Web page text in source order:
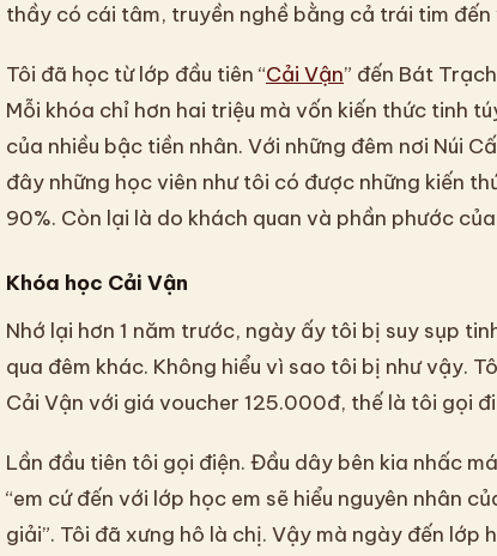
thầy có cái tâm, truyền nghề bằng cả trái tim
Tôi đã học từ lớp đầu tiên “Cải Vận” đến Bát
Mỗi khóa chỉ hơn hai triệu mà vốn kiến thức tinh
của nhiều bậc tiền nhân. Với những đêm nơi Núi
đây những học viên như tôi có được những kiến
90%. Còn lại là do khách quan và phần phước
Khóa học Cải Vận
Nhớ lại hơn 1 năm trước, ngày ấy tôi bị suy sụp
qua đêm khác. Không hiểu vì sao tôi bị như vậy.
Cải Vận với giá voucher 125.000đ, thế là tôi gọi
Lần đầu tiên tôi gọi điện. Đầu dây bên kia nhấc
“em cứ đến với lớp học em sẽ hiểu nguyên nhân
giải”. Tôi đã xưng hô là chị. Vậy mà ngày đến